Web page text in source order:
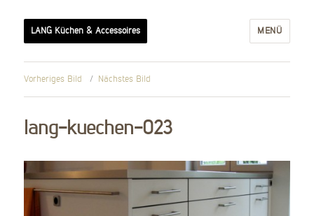
LANG Küchen & Accessoires MENÜ
Vorheriges Bild Nächstes Bild
lang-kuechen-023